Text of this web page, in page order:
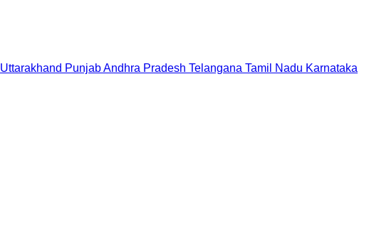
Uttarakhand PunjabAndhra Pradesh Telangana Tamil Nadu Karnataka